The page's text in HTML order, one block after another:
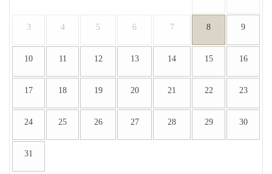
3 4 5 6 7 8 9
10 11 12 13 14 15 16
17 18 19 20 21 22 23
24 25 26 27 28 29 30
31